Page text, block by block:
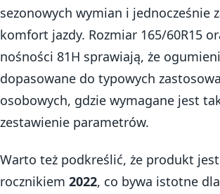
sezonowych wymian i jednocześnie
komfort jazdy. Rozmiar 165/60R15
nośności 81H sprawiają, że
dopasowane do typowych
osobowych, gdzie wymagane jest
zestawienie parametrów.
Warto też podkreślić, że produkt
rocznikiem 2022, co bywa istotne